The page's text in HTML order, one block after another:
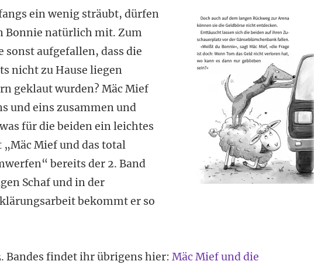
ein wenig sträubt, dürfen
Bonnie natürlich mit. Zum
sonst aufgefallen, dass die
nicht zu Hause liegen
geklaut wurden? Mäc Mief
und eins zusammen und
für die beiden ein leichtes
Mief und das total
bereits der 2. Band
Schaf und in der
bekommt er so
Bandes findet ihr übrigens hier:Mäc Mief und die